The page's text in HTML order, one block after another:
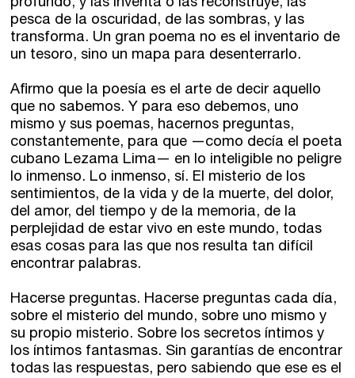
info@fuentetajaliteraria.com
Tel 91 531 15 09
WhatsApp 619 027 626
Horario de atención:
De lunes a viernes
de 10 a 15 y 17 a 20 horas
profundo, y las inventa o las reconstruye, las
pesca de la oscuridad, de las sombras, y las
transforma. Un gran poema no es el inventario de
un tesoro, sino un mapa para desenterrarlo.
Afirmo que la poesía es el arte de decir aquello
que no sabemos. Y para eso debemos, uno
mismo y sus poemas, hacernos preguntas,
constantemente, para que —como decía el poeta
cubano Lezama Lima— en lo inteligible no peligre
lo inmenso. Lo inmenso, sí. El misterio de los
sentimientos, de la vida y de la muerte, del dolor,
del amor, del tiempo y de la memoria, de la
perplejidad de estar vivo en este mundo, todas
esas cosas para las que nos resulta tan difícil
encontrar palabras.
Hacerse preguntas. Hacerse preguntas cada día,
sobre el misterio del mundo, sobre uno mismo y
su propio misterio. Sobre los secretos íntimos y
los íntimos fantasmas. Sin garantías de encontrar
todas las respuestas, pero sabiendo que ese es el